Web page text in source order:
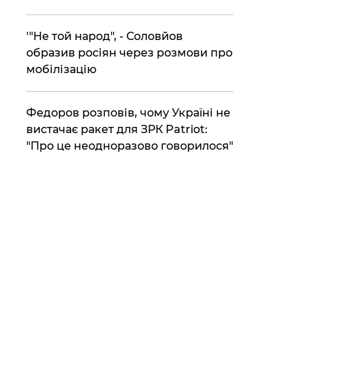
​'"Не той народ", - Соловйов
образив росіян через розмови про
мобілізацію
​Федоров розповів, чому Україні не
вистачає ракет для ЗРК Patriot:
"Про це неодноразово говорилося"